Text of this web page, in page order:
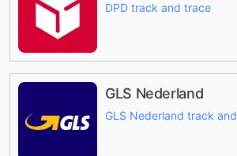
DPD track and trace
GLS Nederland
GLS Nederland track